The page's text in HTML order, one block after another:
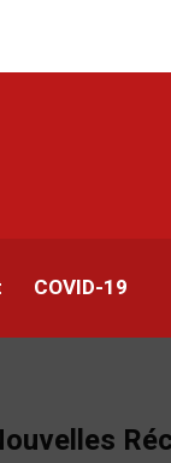
Ruto convoque un
COVID-19